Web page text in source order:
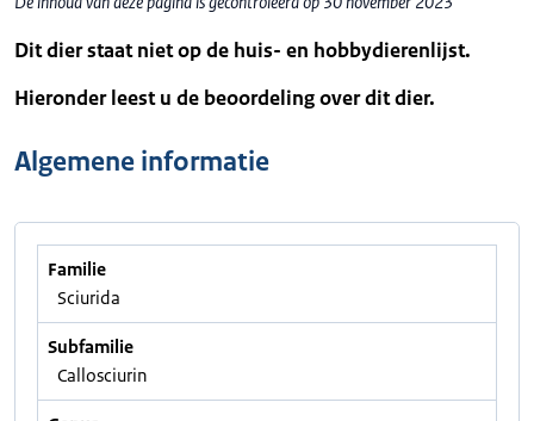
Dit dier staat niet op de huis- en hobbydierenlijst.
Hieronder leest u de beoordeling over dit dier.
Algemene informatie
Familie
Sciurida
Subfamilie
Callosciurin